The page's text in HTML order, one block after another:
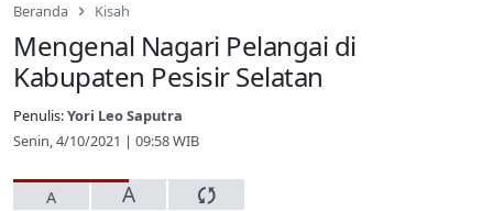
Beranda Kisah
Mengenal Nagari Pelangai di
Kabupaten Pesisir Selatan
Penulis:Yori Leo Saputra
Senin, 4/10/2021 | 09:58 WIB
A A